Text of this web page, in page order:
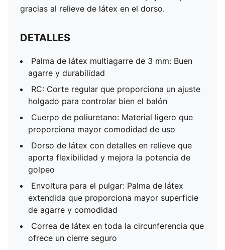
gracias al relieve de látex en el dorso.
DETALLES
Palma de látex multiagarre de 3 mm: Buen
agarre y durabilidad
RC: Corte regular que proporciona un ajuste
holgado para controlar bien el balón
Cuerpo de poliuretano: Material ligero que
proporciona mayor comodidad de uso
Dorso de látex con detalles en relieve que
aporta flexibilidad y mejora la potencia de
golpeo
Envoltura para el pulgar: Palma de látex
extendida que proporciona mayor superficie
de agarre y comodidad
Correa de látex en toda la circunferencia que
ofrece un cierre seguro